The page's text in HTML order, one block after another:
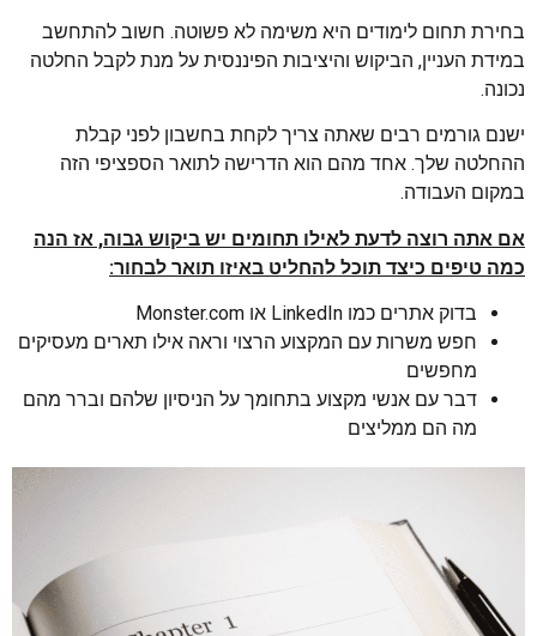
בחירת תחום לימודים היא משימה לא פשוטה. חשוב להתחשב
במידת העניין, הביקוש והיציבות הפיננסית על מנת לקבל החלטה
נכונה.
ישנם גורמים רבים שאתה צריך לקחת בחשבון לפני קבלת
ההחלטה שלך. אחד מהם הוא הדרישה לתואר הספציפי הזה
במקום העבודה.
אם אתה רוצה לדעת לאילו תחומים יש ביקוש גבוה, אז הנה
כמה טיפים כיצד תוכל להחליט באיזו תואר לבחור:
בדוק אתרים כמו LinkedIn או Monster.com
חפש משרות עם המקצוע הרצוי וראה אילו תארים מעסיקים
מחפשים
דבר עם אנשי מקצוע בתחומך על הניסיון שלהם וברר מהם
מה הם ממליצים